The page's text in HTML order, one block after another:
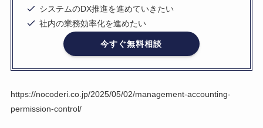
システムのDX推進を進めていきたい
社内の業務効率化を進めたい
今すぐ無料相談
https://nocoderi.co.jp/2025/05/02/management-accounting-
permission-control/